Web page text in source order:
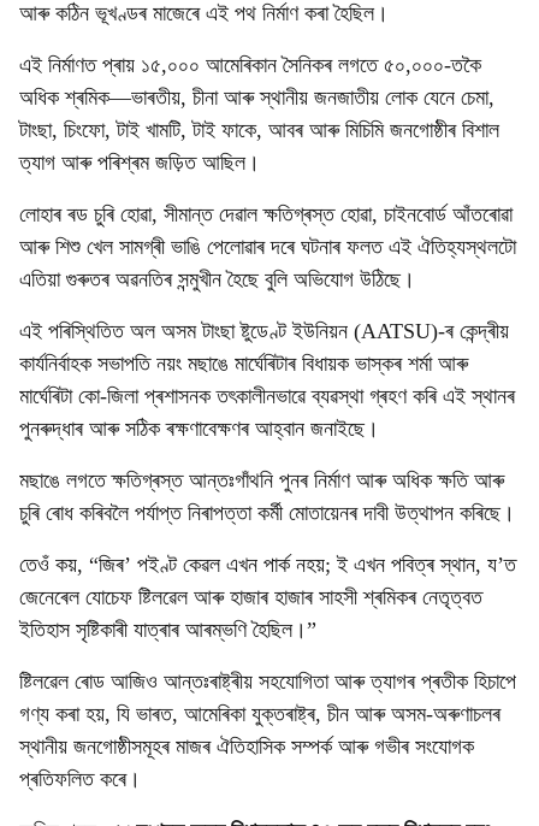
আৰু কঠিন ভূখণ্ডৰ মাজেৰে এই পথ নিৰ্মাণ কৰা হৈছিল।
এই নিৰ্মাণত প্ৰায় ১৫,০০০ আমেৰিকান সৈনিকৰ লগতে ৫০,০০০-তকৈ
অধিক শ্ৰমিক—ভাৰতীয়, চীনা আৰু স্থানীয় জনজাতীয় লোক যেনে চেমা,
টাংছা, চিংফো, টাই খামটি, টাই ফাকে, আবৰ আৰু মিচিমি জনগোষ্ঠীৰ বিশাল
ত্যাগ আৰু পৰিশ্ৰম জড়িত আছিল।
লোহাৰ ৰড চুৰি হোৱা, সীমান্ত দেৱাল ক্ষতিগ্ৰস্ত হোৱা, চাইনবোর্ড আঁতৰোৱা
আৰু শিশু খেল সামগ্ৰী ভাঙি পেলোৱাৰ দৰে ঘটনাৰ ফলত এই ঐতিহ্যস্থলটো
এতিয়া গুৰুতৰ অৱনতিৰ সন্মুখীন হৈছে বুলি অভিযোগ উঠিছে।
এই পৰিস্থিতিত অল অসম টাংছা ষ্টুডেণ্ট ইউনিয়ন (AATSU)-ৰ কেন্দ্ৰীয়
কাৰ্যনিৰ্বাহক সভাপতি নয়ং মছাঙে মাৰ্ঘেৰিটাৰ বিধায়ক ভাস্কৰ শৰ্মা আৰু
মাৰ্ঘেৰিটা কো-জিলা প্ৰশাসনক তৎকালীনভাৱে ব্যৱস্থা গ্ৰহণ কৰি এই স্থানৰ
পুনৰুদ্ধাৰ আৰু সঠিক ৰক্ষণাবেক্ষণৰ আহ্বান জনাইছে।
মছাঙে লগতে ক্ষতিগ্ৰস্ত আন্তঃগাঁথনি পুনৰ নিৰ্মাণ আৰু অধিক ক্ষতি আৰু
চুৰি ৰোধ কৰিবলৈ পৰ্যাপ্ত নিৰাপত্তা কৰ্মী মোতায়েনৰ দাবী উত্থাপন কৰিছে।
তেওঁ কয়, “জিৰ’ পইণ্ট কেৱল এখন পাৰ্ক নহয়; ই এখন পবিত্ৰ স্থান, য’ত
জেনেৰেল যোচেফ ষ্টিলৱেল আৰু হাজাৰ হাজাৰ সাহসী শ্ৰমিকৰ নেতৃত্বত
ইতিহাস সৃষ্টিকাৰী যাত্ৰাৰ আৰম্ভণি হৈছিল।”
ষ্টিলৱেল ৰোড আজিও আন্তঃৰাষ্ট্ৰীয় সহযোগিতা আৰু ত্যাগৰ প্ৰতীক হিচাপে
গণ্য কৰা হয়, যি ভাৰত, আমেৰিকা যুক্তৰাষ্ট্ৰ, চীন আৰু অসম-অৰুণাচলৰ
স্থানীয় জনগোষ্ঠীসমূহৰ মাজৰ ঐতিহাসিক সম্পৰ্ক আৰু গভীৰ সংযোগক
প্ৰতিফলিত কৰে।